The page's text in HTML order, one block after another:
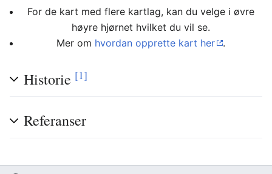
For de kart med flere kartlag, kan du velge i øvre
høyre hjørnet hvilket du vil se.
Mer om hvordan opprette kart her .
Historie [1]
Referanser